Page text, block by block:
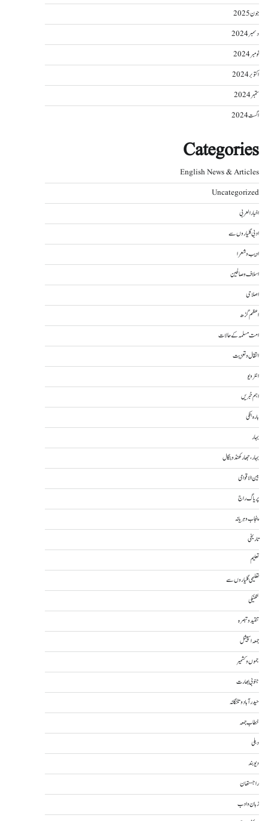
جون 2025
دسمبر 2024
نومبر 2024
اکتوبر 2024
ستمبر 2024
اگست 2024
Categories
English News & Articles
Uncategorized
اخبار العربی
ادبی گلیاروں سے
ادیب و شعرا
اسلاف و صالحین
اصلاحی
اعظم گڑھ
امت مسلمہ کے حالات
انتقال و تعزیت
انٹرویو
اہم خبریں
بارہ بنکی
بہار
بہار، جھارکھنڈ و بنگال
بین الاقوامی
پریاگ راج
پنجاب و ہریانہ
تاریخی
تعلیم
تعلیمی گلیاروں سے
تکنیکی
تنقید و تبصرہ
جمعہ اسپیشل
جموں و کشمیر
جنوبی بھارت
حیدرآباد و تلنگانہ
خطاب جمعہ
دہلی
دیوبند
راجستھان
زبان و ادب